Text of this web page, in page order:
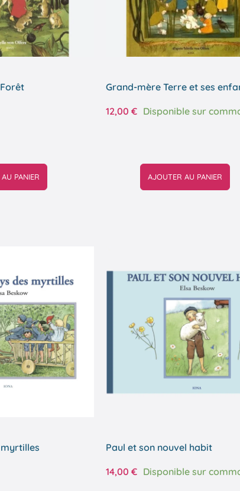
PANIER
Grand-mère Terre et ses
12,00 € Disponible sur
AJOUTER AU PANIER
Paul et son nouvel habit
14,00 € Disponible sur